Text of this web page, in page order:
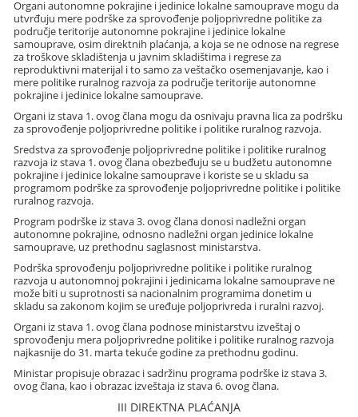
Organi autonomne pokrajine i jedinice lokalne samouprave mogu da
utvrđuju mere podrške za sprovođenje poljoprivredne politike za
područje teritorije autonomne pokrajine i jedinice lokalne
samouprave, osim direktnih plaćanja, a koja se ne odnose na regrese
za troškove skladištenja u javnim skladištima i regrese za
reproduktivni materijal i to samo za veštačko osemenjavanje, kao i
mere politike ruralnog razvoja za područje teritorije autonomne
pokrajine i jedinice lokalne samouprave.
Organi iz stava 1. ovog člana mogu da osnivaju pravna lica za podršku
za sprovođenje poljoprivredne politike i politike ruralnog razvoja.
Sredstva za sprovođenje poljoprivredne politike i politike ruralnog
razvoja iz stava 1. ovog člana obezbeđuju se u budžetu autonomne
pokrajine i jedinice lokalne samouprave i koriste se u skladu sa
programom podrške za sprovođenje poljoprivredne politike i politike
ruralnog razvoja.
Program podrške iz stava 3. ovog člana donosi nadležni organ
autonomne pokrajine, odnosno nadležni organ jedinice lokalne
samouprave, uz prethodnu saglasnost ministarstva.
Podrška sprovođenju poljoprivredne politike i politike ruralnog
razvoja u autonomnoj pokrajini i jedinicama lokalne samouprave ne
može biti u suprotnosti sa nacionalnim programima donetim u
skladu sa zakonom kojim se uređuje poljoprivreda i ruralni razvoj.
Organi iz stava 1. ovog člana podnose ministarstvu izveštaj o
sprovođenju mera poljoprivredne politike i politike ruralnog razvoja
najkasnije do 31. marta tekuće godine za prethodnu godinu.
Ministar propisuje obrazac i sadržinu programa podrške iz stava 3.
ovog člana, kao i obrazac izveštaja iz stava 6. ovog člana.
III DIREKTNA PLAĆANJA